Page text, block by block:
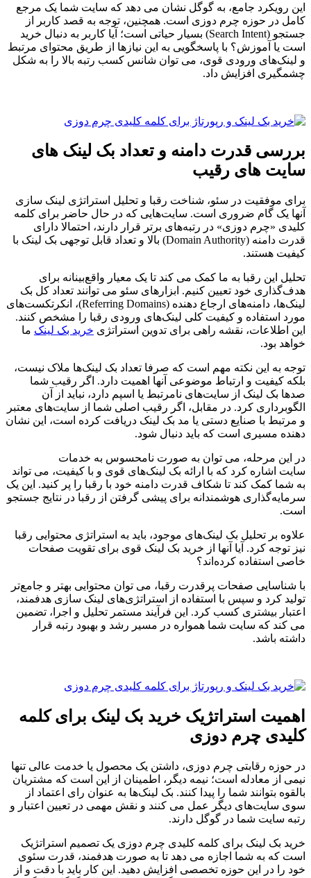
این رویکرد جامع، به گوگل نشان می دهد که سایت شما یک مرجع
کامل در حوزه چرم دوزی است. همچنین، توجه به قصد کاربر از
جستجو (Search Intent) بسیار حیاتی است؛ آیا کاربر به دنبال خرید
است یا آموزش؟ با پاسخگویی به این نیازها از طریق محتوای مرتبط
و لینک‌های ورودی قوی، می توان شانس کسب رتبه بالا را به شکل
چشمگیری افزایش داد.
بررسی قدرت دامنه و تعداد بک لینک های
سایت های رقیب
برای موفقیت در سئو، شناخت رقبا و تحلیل استراتژی لینک سازی
آنها یک گام ضروری است. سایت‌هایی که در حال حاضر برای کلمه
کلیدی «چرم دوزی» در رتبه‌های برتر قرار دارند، احتمالا دارای
قدرت دامنه (Domain Authority) بالا و تعداد قابل توجهی بک لینک با
کیفیت هستند.
تحلیل این رقبا به ما کمک می کند تا یک معیار واقع‌بینانه برای
هدف‌گذاری خود تعیین کنیم. ابزارهای سئو می توانند تعداد کل بک
لینک‌ها، دامنه‌های ارجاع دهنده (Referring Domains)، انکرتکست‌های
مورد استفاده و کیفیت کلی لینک‌های ورودی رقبا را مشخص کنند.
این اطلاعات، نقشه راهی برای تدوین استراتژی خرید بک لینک ما
خواهد بود.
توجه به این نکته مهم است که صرفا تعداد بک لینک‌ها ملاک نیست،
بلکه کیفیت و ارتباط موضوعی آنها اهمیت دارد. اگر رقیب شما
صدها بک لینک از سایت‌های نامرتبط یا اسپم دارد، نباید از آن
الگوبرداری کرد. در مقابل، اگر رقیب اصلی شما از سایت‌های معتبر
و مرتبط با صنایع دستی یا مد بک لینک دریافت کرده است، این نشان
دهنده مسیری است که باید دنبال شود.
در این مرحله، می توان به صورت نامحسوس به خدمات
سایت اشاره کرد که با ارائه بک لینک‌های قوی و با کیفیت، می تواند
به شما کمک کند تا شکاف قدرت دامنه خود با رقبا را پر کنید. این یک
سرمایه‌گذاری هوشمندانه برای پیشی گرفتن از رقبا در نتایج جستجو
است.
علاوه بر تحلیل بک لینک‌های موجود، باید به استراتژی محتوایی رقبا
نیز توجه کرد. آیا آنها از خرید بک لینک قوی برای تقویت صفحات
خاصی استفاده کرده‌اند؟
با شناسایی صفحات پرقدرت رقبا، می توان محتوایی بهتر و جامع‌تر
تولید کرد و سپس با استفاده از استراتژی‌های لینک سازی هدفمند،
اعتبار بیشتری کسب کرد. این فرآیند مستمر تحلیل و اجرا، تضمین
می کند که سایت شما همواره در مسیر رشد و بهبود رتبه قرار
داشته باشد.
اهمیت استراتژیک خرید بک لینک برای کلمه
کلیدی چرم دوزی
در حوزه رقابتی چرم دوزی، داشتن یک محصول یا خدمت عالی تنها
نیمی از معادله است؛ نیمه دیگر، اطمینان از این است که مشتریان
بالقوه بتوانند شما را پیدا کنند. بک لینک‌ها به عنوان رای اعتماد از
سوی سایت‌های دیگر عمل می کنند و نقش مهمی در تعیین اعتبار و
رتبه سایت شما در گوگل دارند.
خرید بک لینک برای کلمه کلیدی چرم دوزی یک تصمیم استراتژیک
است که به شما اجازه می دهد تا به صورت هدفمند، قدرت سئوی
خود را در این حوزه تخصصی افزایش دهید. این کار باید با دقت و از